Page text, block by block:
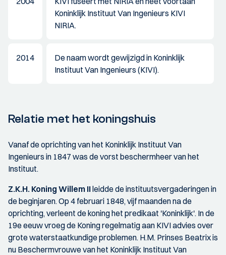
Koninklijk Instituut Van Ingenieurs KIVI
NIRIA.
2014
De naam wordt gewijzigd in Koninklijk
Instituut Van Ingenieurs (KIVI).
Relatie met het koningshuis
Vanaf de oprichting van het Koninklijk Instituut Van
Ingenieurs in 1847 was de vorst beschermheer van het
Instituut.
Z.K.H. Koning Willem IIleidde de instituutsvergaderingen in
de beginjaren. Op 4 februari 1848, vijf maanden na de
oprichting, verleent de koning het predikaat 'Koninklijk'. In de
19e eeuw vroeg de Koning regelmatig aan KIVI advies over
grote waterstaatkundige problemen. H.M. Prinses Beatrix is
nu Beschermvrouwe van het Koninklijk Instituut Van